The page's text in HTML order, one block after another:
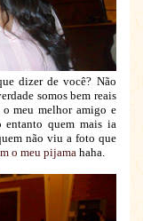
dizer de você? Não
somos bem reais
meu melhor amigo e
quem mais ia
não viu a foto que
o meu pijama haha.